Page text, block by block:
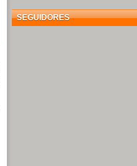
SEGUIDORES